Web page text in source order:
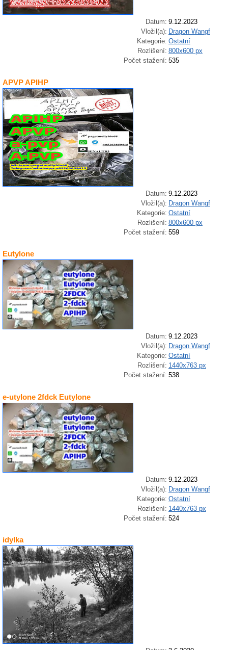
Datum: 9.12.2023
Vložil(a): Dragon Wangf
Kategorie: Ostatní
Rozlišení: 800x600 px
Počet stažení: 535
APVP APIHP
Datum: 9.12.2023
Vložil(a): Dragon Wangf
Kategorie: Ostatní
Rozlišení: 800x600 px
Počet stažení: 559
Eutylone
Datum: 9.12.2023
Vložil(a): Dragon Wangf
Kategorie: Ostatní
Rozlišení: 1440x763 px
Počet stažení: 538
e-utylone 2fdck Eutylone
Datum: 9.12.2023
Vložil(a): Dragon Wangf
Kategorie: Ostatní
Rozlišení: 1440x763 px
Počet stažení: 524
idylka